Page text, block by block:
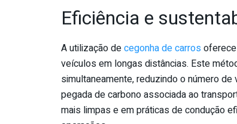
Eficiência e
A utilização decegonha de carros
veículos em longas distâncias. Este
simultaneamente, reduzindo o número
pegada de carbono associada ao
mais limpas e em práticas de condução